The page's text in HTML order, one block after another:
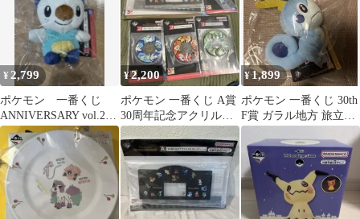
¥ 2,799
ポケモン 一番くじ
ANNIVERSARY vol.2
ミジュマル
¥2,200
ポケモン 一番くじ A賞
30周年記念アクリル万
年カレンダー
¥1,899
ポケモン 一番くじ 30th
F賞 ガラル地方 旅立ち
の3匹ぬいぐるみ メッ
ソン